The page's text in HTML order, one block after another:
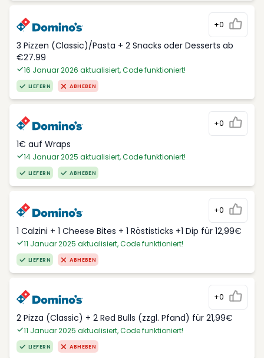
+0
3 Pizzen (Classic)/Pasta + 2 Snacks oder Desserts ab
€27.99
16 Januar 2026 aktualisiert, Code funktioniert!
LIEFERN ABHEBEN
+0
1€ auf Wraps
14 Januar 2025 aktualisiert, Code funktioniert!
LIEFERN ABHEBEN
+0
1 Calzini + 1 Cheese Bites + 1 Röstisticks +1 Dip für 12,99€
11 Januar 2025 aktualisiert, Code funktioniert!
LIEFERN ABHEBEN
+0
2 Pizza (Classic) + 2 Red Bulls (zzgl. Pfand) für 21,99€
11 Januar 2025 aktualisiert, Code funktioniert!
LIEFERN ABHEBEN